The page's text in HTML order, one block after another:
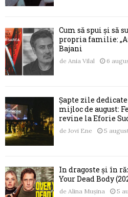
Cum să spui și să
propria familie:
Bajani
de Ania Vilal 6
Șapte zile
mijloc de august:
revine la Eforie
de Jovi Ene 5
În dragoste și în
Your Dead Body
de Alina Mușina 5